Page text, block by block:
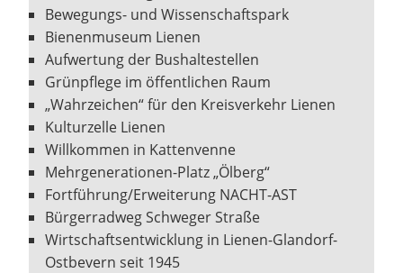
Bewegungs- und Wissenschaftspark
Bienenmuseum Lienen
Aufwertung der Bushaltestellen
Grünpflege im öffentlichen Raum
„Wahrzeichen“ für den Kreisverkehr Lienen
Kulturzelle Lienen
Willkommen in Kattenvenne
Mehrgenerationen-Platz „Ölberg“
Fortführung/Erweiterung NACHT-AST
Bürgerradweg Schweger Straße
Wirtschaftsentwicklung in Lienen-Glandorf-
Ostbevern seit 1945